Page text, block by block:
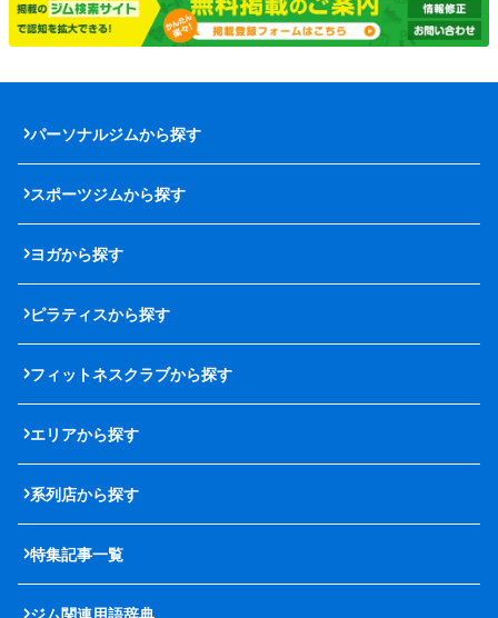
パーソナルジムから探す
スポーツジムから探す
ヨガから探す
ピラティスから探す
フィットネスクラブから探す
エリアから探す
系列店から探す
特集記事一覧
ジム関連用語辞典